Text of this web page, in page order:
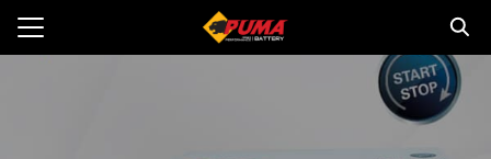
Skip